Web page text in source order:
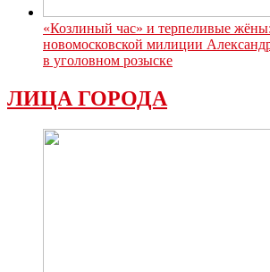
«Козлиный час» и терпеливые
новомосковской милиции
в уголовном розыске
ЛИЦА ГОРОДА